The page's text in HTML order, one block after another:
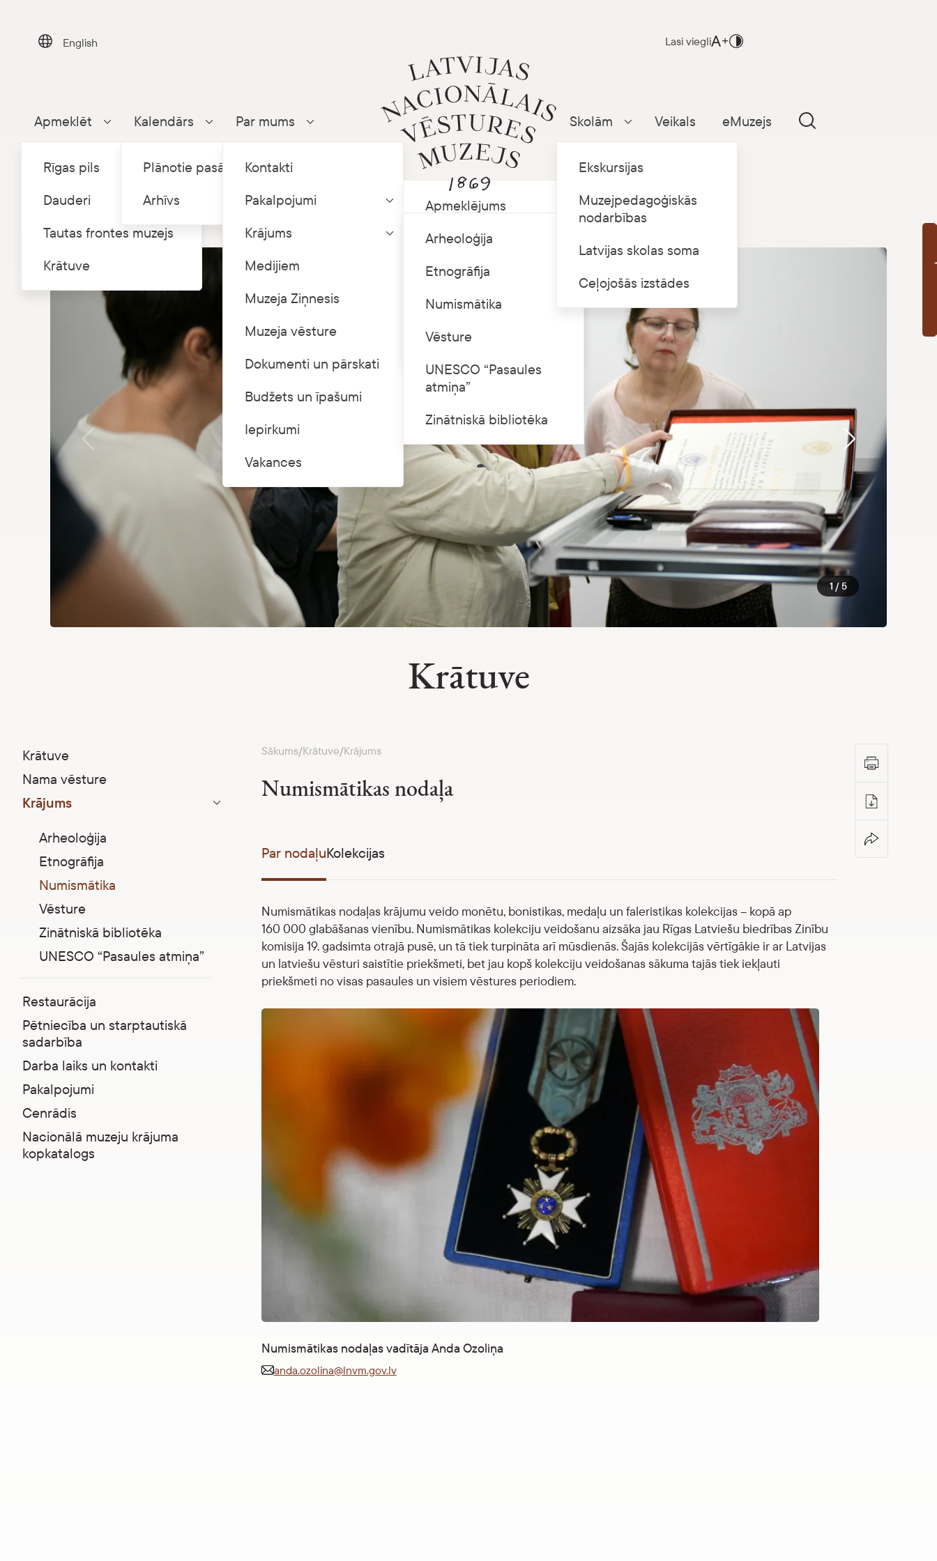
English Lasi viegli
Apmeklēt Parādīt apakšizvēlni
Rīgas pils
Dauderi
Tautas frontes muzejs
Krātuve
Kalendārs Parādīt apakšizvēlni
Plānotie pasākumi
Arhīvs
Par mums Parādīt apakšizvēlni
Kontakti
Pakalpojumi
Parādīt apakšizvēlni
Apmeklējums
Krājuma izmantošana
Telpu īre
Ceļojošās izstādes
Cenrādis
Krājums Parādīt apakšizvēlni
Arheoloģija
Etnogrāfija
Numismātika
Vēsture
UNESCO “Pasaules
atmiņa”
Zinātniskā bibliotēka
Medijiem
Muzeja Ziņnesis
Muzeja vēsture
Dokumenti un pārskati
Budžets un īpašumi
Iepirkumi
Vakances
Skolām Parādīt apakšizvēlni
Ekskursijas
Muzejpedagoģiskās
nodarbības
Latvijas skolas soma
Ceļojošās izstādes
Veikals eMuzejs
1 / 5
Krātuve
Krātuve
Nama vēsture
Krājums
Parādīt apakšizvēlni
Arheoloģija
Etnogrāfija
Numismātika
Vēsture
Zinātniskā bibliotēka
UNESCO “Pasaules atmiņa”
Restaurācija
Pētniecība un starptautiskā
sadarbība
Darba laiks un kontakti
Pakalpojumi
Cenrādis
Nacionālā muzeju krājuma
kopkatalogs
Sākums/Krātuve/Krājums
Numismātikas nodaļa
Par nodaļuKolekcijas
Numismātikas nodaļas krājumu veido monētu, bonistikas, medaļu un faleristikas kolekcijas – kopā ap
160 000 glabāšanas vienību. Numismātikas kolekciju veidošanu aizsāka jau Rīgas Latviešu biedrības Zinību
komisija 19. gadsimta otrajā pusē, un tā tiek turpināta arī mūsdienās. Šajās kolekcijās vērtīgākie ir ar Latvijas
un latviešu vēsturi saistītie priekšmeti, bet jau kopš kolekciju veidošanas sākuma tajās tiek iekļauti
priekšmeti no visas pasaules un visiem vēstures periodiem.
Numismātikas nodaļas vadītāja Anda Ozoliņa
anda.ozolina@lnvm.gov.lv